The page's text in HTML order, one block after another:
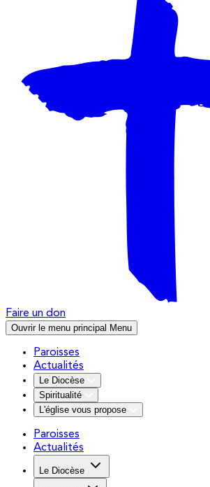
Faire un don
Ouvrir le menu principal Menu
Paroisses
Actualités
Le Diocèse
Spiritualité
L'église vous propose
Paroisses
Actualités
Le Diocèse